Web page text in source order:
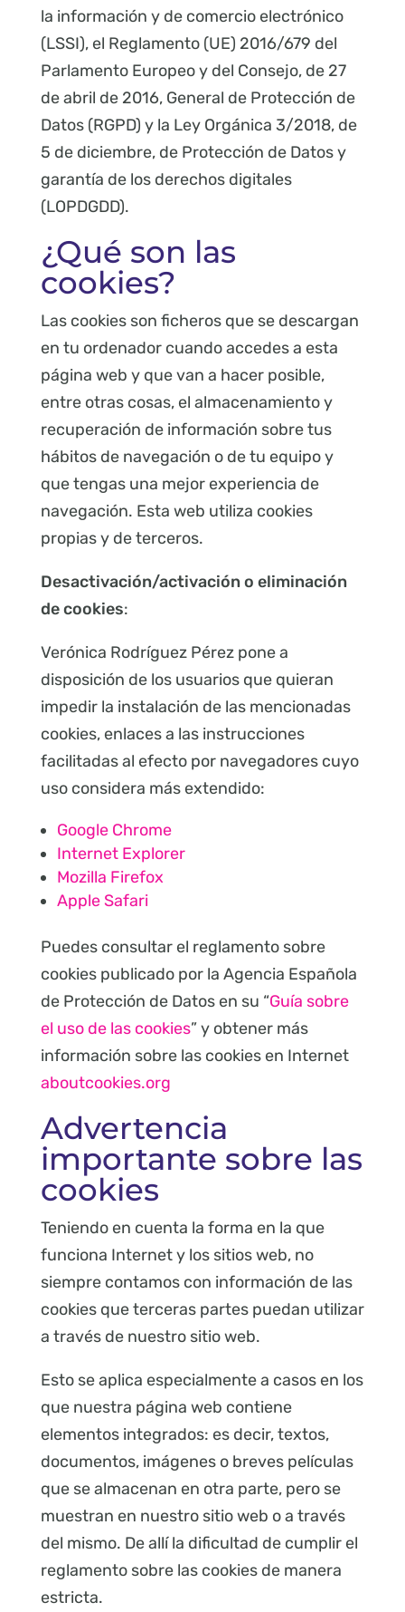
la información y de comercio electrónico
(LSSI), el Reglamento (UE) 2016/679 del
Parlamento Europeo y del Consejo, de 27
de abril de 2016, General de Protección de
Datos (RGPD) y la Ley Orgánica 3/2018, de
5 de diciembre, de Protección de Datos y
garantía de los derechos digitales
(LOPDGDD).
¿Qué son las
cookies?
Las cookies son ficheros que se descargan
en tu ordenador cuando accedes a esta
página web y que van a hacer posible,
entre otras cosas, el almacenamiento y
recuperación de información sobre tus
hábitos de navegación o de tu equipo y
que tengas una mejor experiencia de
navegación. Esta web utiliza cookies
propias y de terceros.
Desactivación/activación o eliminación
de cookies:
Verónica Rodríguez Pérez pone a
disposición de los usuarios que quieran
impedir la instalación de las mencionadas
cookies, enlaces a las instrucciones
facilitadas al efecto por navegadores cuyo
uso considera más extendido:
Google Chrome
Internet Explorer
Mozilla Firefox
Apple Safari
Puedes consultar el reglamento sobre
cookies publicado por la Agencia Española
de Protección de Datos en su “Guía sobre
el uso de las cookies” y obtener más
información sobre las cookies en Internet
aboutcookies.org
Advertencia
importante sobre las
cookies
Teniendo en cuenta la forma en la que
funciona Internet y los sitios web, no
siempre contamos con información de las
cookies que terceras partes puedan utilizar
a través de nuestro sitio web.
Esto se aplica especialmente a casos en los
que nuestra página web contiene
elementos integrados: es decir, textos,
documentos, imágenes o breves películas
que se almacenan en otra parte, pero se
muestran en nuestro sitio web o a través
del mismo. De allí la dificultad de cumplir el
reglamento sobre las cookies de manera
estricta.